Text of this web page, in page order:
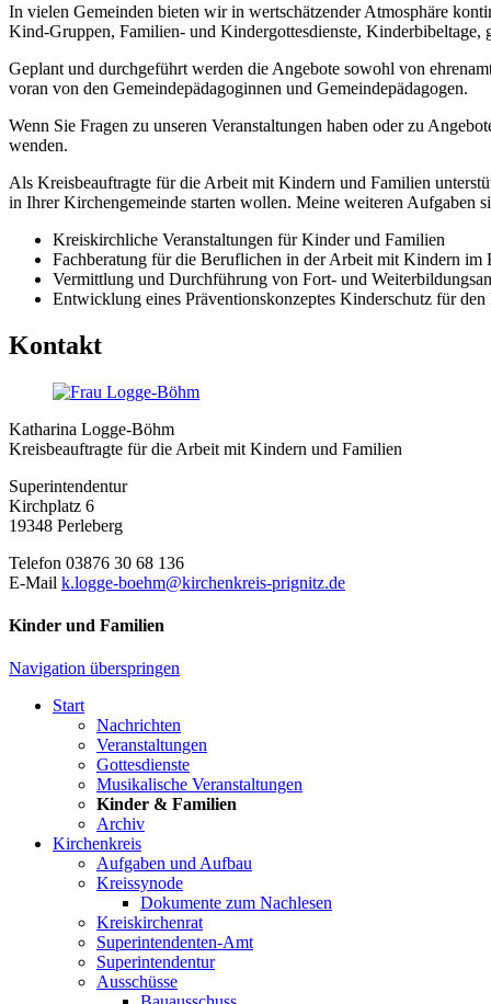
In vielen Gemeinden bieten wir in wertschätzender Atmosphäre
Kind-Gruppen, Familien- und Kindergottesdienste, Kinderbibeltage,
Geplant und durchgeführt werden die Angebote sowohl von
voran von den Gemeindepädagoginnen und Gemeindepädagogen.
Wenn Sie Fragen zu unseren Veranstaltungen haben oder zu
wenden.
Als Kreisbeauftragte für die Arbeit mit Kindern und Familien
in Ihrer Kirchengemeinde starten wollen. Meine weiteren Aufgaben
Kreiskirchliche Veranstaltungen für Kinder und Familien
Fachberatung für die Beruflichen in der Arbeit mit Kindern im
Vermittlung und Durchführung von Fort- und
Entwicklung eines Präventionskonzeptes Kinderschutz für
Kontakt
Katharina Logge-Böhm
Kreisbeauftragte für die Arbeit mit Kindern und Familien
Superintendentur
Kirchplatz 6
19348 Perleberg
Telefon 03876 30 68 136
E-Mail k.logge-boehm@kirchenkreis-prignitz.de
Kinder und Familien
Navigation überspringen
Start
Nachrichten
Veranstaltungen
Gottesdienste
Musikalische Veranstaltungen
Kinder & Familien
Archiv
Kirchenkreis
Aufgaben und Aufbau
Kreissynode
Dokumente zum Nachlesen
Kreiskirchenrat
Superintendenten-Amt
Superintendentur
Ausschüsse